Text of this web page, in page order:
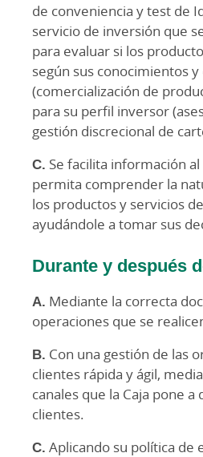
de conveniencia y test de
servicio de inversión que
para evaluar si los
según sus conocimientos
(comercialización de
para su perfil inversor
gestión discrecional de
C. Se facilita información
permita comprender la
los productos y servicios
ayudándole a tomar sus
Durante y después
A. Mediante la correcta
operaciones que se
B. Con una gestión de las
clientes rápida y ágil,
canales que la Caja pone a
clientes.
C. Aplicando su política de